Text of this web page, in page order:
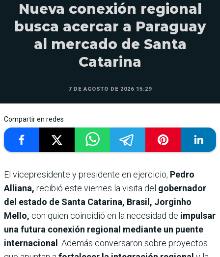
Nueva conexión regional
busca acercar a Paraguay
al mercado de Santa
Catarina
7 DE AGOSTO DE 2026 15:29
Compartir en redes
El vicepresidente y presidente en ejercicio, Pedro
Alliana, recibió este viernes la visita del gobernador
del estado de Santa Catarina, Brasil, Jorginho
Mello, con quien coincidió en la necesidad de impulsar
una futura conexión regional mediante un puente
internacional . Además conversaron sobre proyectos